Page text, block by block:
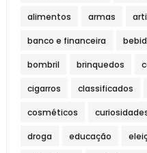
alimentos armas
banco e financeira
bombril brinquedos
cigarros classificados
cosméticos
droga educação